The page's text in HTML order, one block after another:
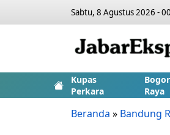
Sabtu, 8 Agustus 2026 -
Kupas
Perkara
Bogor
Raya
Beranda » Bandung